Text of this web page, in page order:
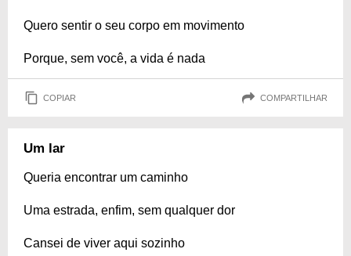
Quero sentir o seu corpo em movimento
Porque, sem você, a vida é nada
COPIAR COMPARTILHAR
Um lar
Queria encontrar um caminho
Uma estrada, enfim, sem qualquer dor
Cansei de viver aqui sozinho